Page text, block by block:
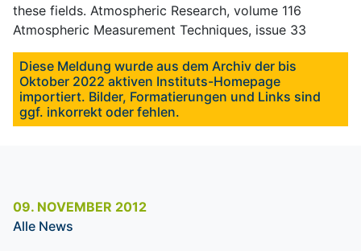
these fields. Atmospheric Research, volume 116
Atmospheric Measurement Techniques, issue 33
Diese Meldung wurde aus dem Archiv der bis
Oktober 2022 aktiven Instituts-Homepage
importiert. Bilder, Formatierungen und Links sind
ggf. inkorrekt oder fehlen.
09. NOVEMBER 2012
Alle News